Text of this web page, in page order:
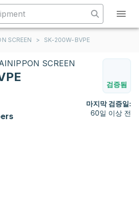
SCREEN > SK-200W-BVPE
SCREEN
검증됨
마지막 검증일:
60일 이상 전